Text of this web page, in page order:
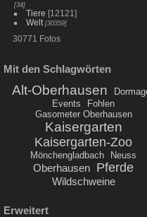
[34]
Tiere [12121]
Welt [30359]
30771 Fotos
Mit den Schlagwörten
Alt-Oberhausen
Events
Fohlen
Gasometer Oberhausen
Kaisergarten
Kaisergarten-Zoo
Mönchengladbach Neuss
Oberhausen Pferde
Wildschweine
Erweitert